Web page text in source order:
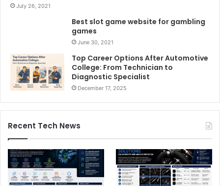
July 26, 2021
Best slot game website for gambling
games
June 30, 2021
Top Career Options After Automotive
College: From Technician to
Diagnostic Specialist
December 17, 2025
Recent Tech News